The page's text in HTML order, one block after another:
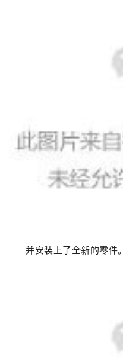
并安装上了全新的零件。